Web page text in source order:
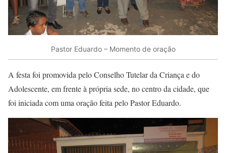
Pastor Eduardo – Momento de oração
A festa foi promovida pelo Conselho Tutelar da Criança e do
Adolescente, em frente à própria sede, no centro da cidade, que
foi iniciada com uma oração feita pelo Pastor Eduardo.